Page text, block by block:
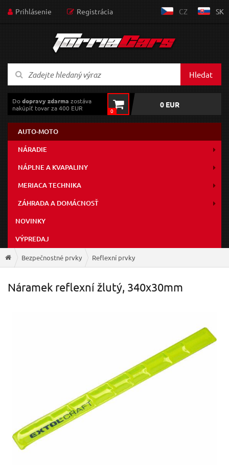
Prihlásenie Registrácia CZ SK
Hledat
Dodopravy zdarma zostáva
nakúpiť tovar za 400 EUR
0
0 EUR
AUTO-MOTO
NÁRADIE
NÁPLNE A KVAPALINY
MERIACA TECHNIKA
ZÁHRADA A DOMÁCNOSŤ
NOVINKY
VÝPREDAJ
Bezpečnostné prvky Reflexní prvky
Náramek reflexní žlutý, 340x30mm